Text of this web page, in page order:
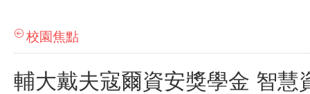
校園焦點
輔大戴夫寇爾資安獎學金 智慧